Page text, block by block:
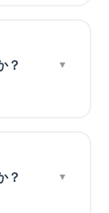
？
？